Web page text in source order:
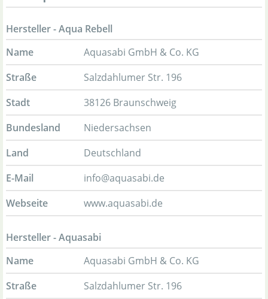
Hersteller - Aqua Rebell
Name
Aquasabi GmbH & Co. KG
Straße
Salzdahlumer Str. 196
Stadt
38126 Braunschweig
Bundesland
Niedersachsen
Land
Deutschland
E-Mail
info@aquasabi.de
Webseite
www.aquasabi.de
Hersteller - Aquasabi
Name
Aquasabi GmbH & Co. KG
Straße
Salzdahlumer Str. 196